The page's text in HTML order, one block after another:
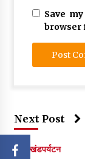
Save
browser
Next Post
उत्तराखंडपर्यटन